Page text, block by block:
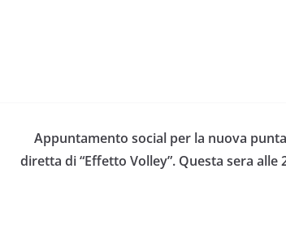
Appuntamento social per la nuova
diretta di “Effetto Volley”. Questa sera alle